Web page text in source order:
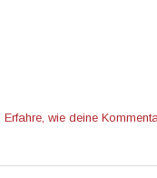
Erfahre, wie deine